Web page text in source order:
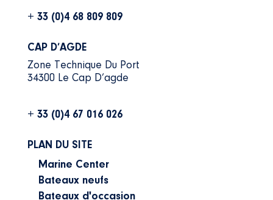
+ 33 (0)4 68 809 809
CAP D’AGDE
Zone Technique Du Port
34300 Le Cap D’agde
+ 33 (0)4 67 016 026
PLAN DU SITE
Marine Center
Bateaux neufs
Bateaux d'occasion